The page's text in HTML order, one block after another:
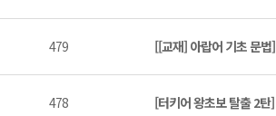
479 [[교재] 아랍어 기초 문법]
478 [터키어 왕초보 탈출 2탄]